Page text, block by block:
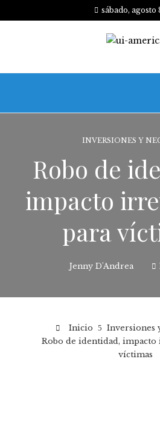
sábado, agosto
INVERSIONES Y
Robo de
impacto
para
Jenny D'Andrea
Inicio
Inversiones
Robo de identidad,
víctimas